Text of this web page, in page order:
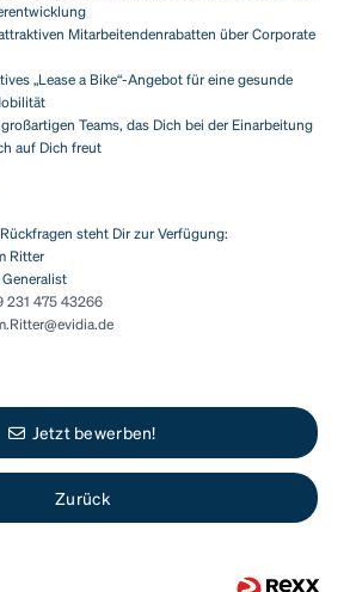
Mitarbeitendenrabatten über Corporate
„Lease a Bike“-Angebot für eine gesunde
Teams, das Dich bei der Einarbeitung
auf Dich freut
steht Dir zur Verfügung:
Ritter
Generalist
231 475 43266
Zurück
Jetzt bewerben!